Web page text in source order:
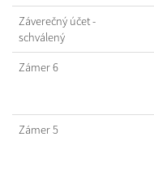
Záverečný účet -
schválený
Zámer 6
Zámer 5